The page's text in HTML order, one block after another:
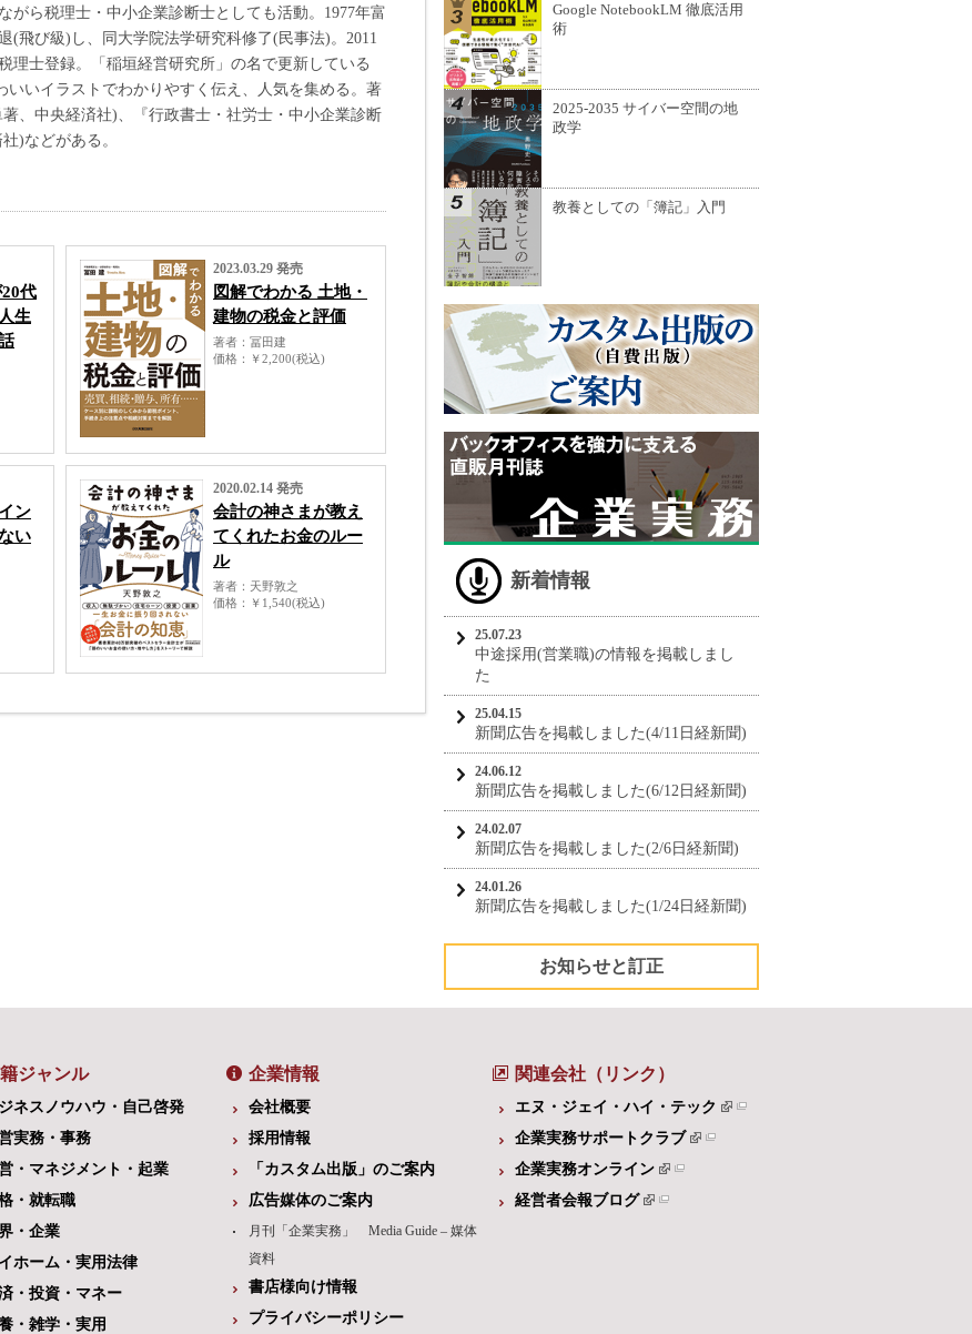
がら税理士・中小企業診断士としても活動。1977年富
(飛び級)し、同大学院法学研究科修了(民事法)。2011
理士登録。「稲垣経営研究所」の名で更新している
いいイラストでわかりやすく伝え、人気を集める。著
、中央経済社)、『行政書士・社労士・中小企業診断
)などがある。
代
生
2023.03.29 発売
図解でわかる 土地・
建物の税金と評価
著者
冨田建
価格
￥2,200(税込)
ン
い
2020.02.14 発売
会計の神さまが教え
てくれたお金のルー
ル
著者
天野敦之
価格
￥1,540(税込)
Google NotebookLM 徹底活用
術
2025-2035 サイバー空間の地
政学
教養としての「簿記」入門
新着情報
25.07.23
中途採用(営業職)の情報を掲載しまし
た
25.04.15
新聞広告を掲載しました(4/11日経新聞)
24.06.12
新聞広告を掲載しました(6/12日経新聞)
24.02.07
新聞広告を掲載しました(2/6日経新聞)
24.01.26
新聞広告を掲載しました(1/24日経新聞)
お知らせと訂正
ジャンル
ネスノウハウ・自己啓発
実務・事務
・マネジメント・起業
・就転職
・企業
ホーム・実用法律
・投資・マネー
・雑学・実用
企業情報
会社概要
採用情報
「カスタム出版」のご案内
広告媒体のご案内
月刊「企業実務」 Media Guide – 媒体
資料
書店様向け情報
プライバシーポリシー
関連会社（リンク）
エヌ・ジェイ・ハイ・テック
企業実務サポートクラブ
企業実務オンライン
経営者会報ブログ